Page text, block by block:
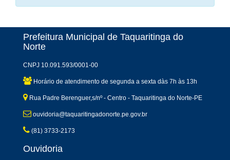
Prefeitura Municipal de Taquaritinga do
Norte
CNPJ 10.091.593/0001-00
Horário de atendimento de segunda a sexta dàs 7h às 13h
Rua Padre Berenguer,s/nº - Centro - Taquaritinga do Norte-PE
ouvidoria@taquaritingadonorte.pe.gov.br
(81) 3733-2173
Ouvidoria